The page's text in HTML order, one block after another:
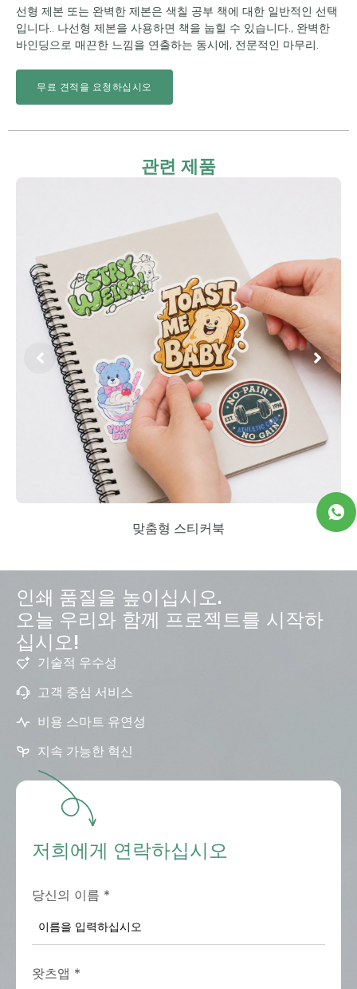
선형 제본 또는 완벽한 제본은 색칠 공부 책에 대한 일반적인 선택
입니다.. 나선형 제본을 사용하면 책을 눕힐 수 있습니다., 완벽한
바인딩으로 매끈한 느낌을 연출하는 동시에, 전문적인 마무리.
무료 견적을 요청하십시오
관련 제품
맞춤형 스티커북
인쇄 품질을 높이십시오.
오늘 우리와 함께 프로젝트를 시작하
십시오!
기술적 우수성
고객 중심 서비스
비용 스마트 유연성
지속 가능한 혁신
저희에게 연락하십시오
당신의 이름 *
왓츠앱 *